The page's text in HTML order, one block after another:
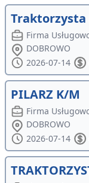
Traktorzysta
Firma
DOBROWO
2026-07-14
PILARZ K/M
Firma
DOBROWO
2026-07-14